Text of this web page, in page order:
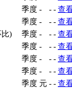
季度 - - - 查
季度 - - - 查
)
季度 - - - 查
季度 - - - 查
季度 - - - 查
季度 - - - 查
季度 元 - - 查